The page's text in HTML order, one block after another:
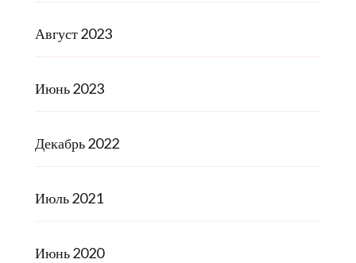
Август 2023
Июнь 2023
Декабрь 2022
Июль 2021
Июнь 2020